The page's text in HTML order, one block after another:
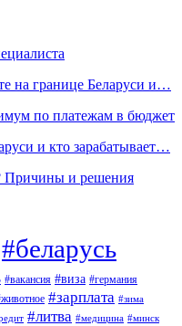
на границе Беларуси и…
по платежам в бюджет
и кто зарабатывает…
Причины и решения
#беларусь
#вакансия #виза #германия
#зарплата #зима
#литва #медицина #минск